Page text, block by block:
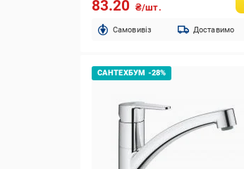
83.20 ₴/шт.
Cамовивіз Доставимо